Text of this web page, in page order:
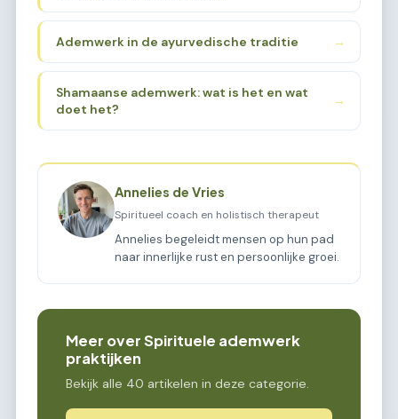
Ademwerk in de ayurvedische traditie →
Shamaanse ademwerk: wat is het en wat
doet het?
→
Annelies de Vries
Spiritueel coach en holistisch therapeut
Annelies begeleidt mensen op hun pad
naar innerlijke rust en persoonlijke groei.
Meer over Spirituele ademwerk
praktijken
Bekijk alle 40 artikelen in deze categorie.